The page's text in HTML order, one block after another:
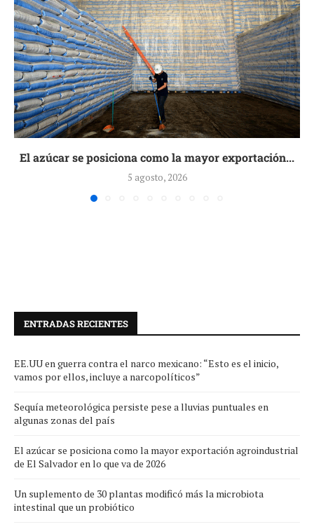
El azúcar se posiciona como la mayor exportación...
5 agosto, 2026
ENTRADAS RECIENTES
EE.UU en guerra contra el narco mexicano: “Esto es el inicio,
vamos por ellos, incluye a narcopolíticos”
Sequía meteorológica persiste pese a lluvias puntuales en
algunas zonas del país
El azúcar se posiciona como la mayor exportación agroindustrial
de El Salvador en lo que va de 2026
Un suplemento de 30 plantas modificó más la microbiota
intestinal que un probiótico